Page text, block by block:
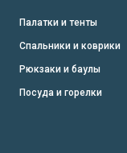
Палатки и тенты
Спальники и коврики
Рюкзаки и баулы
Посуда и горелки